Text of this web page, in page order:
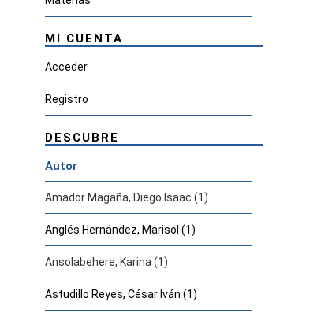
MI CUENTA
Acceder
Registro
DESCUBRE
Autor
Amador Magaña, Diego Isaac (1)
Anglés Hernández, Marisol (1)
Ansolabehere, Karina (1)
Astudillo Reyes, César Iván (1)